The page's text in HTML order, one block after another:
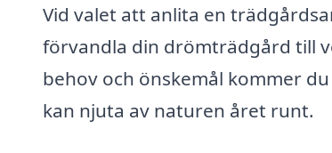
Vid valet att anlita en
förvandla din drömträdgård till
behov och önskemål kommer
kan njuta av naturen året runt.